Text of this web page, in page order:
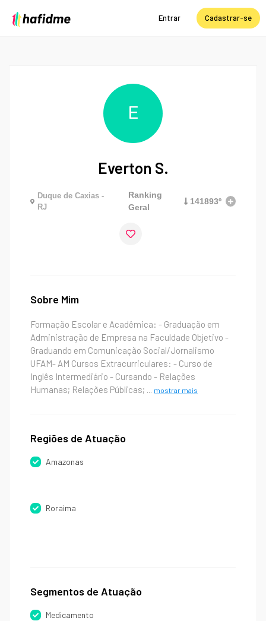
Entrar Cadastrar-se
E
Everton S.
Duque de Caxias -
RJ
Ranking
Geral
141893º
Sobre Mim
Formação Escolar e Acadêmica: - Graduação em
Administração de Empresa na Faculdade Objetivo -
Graduando em Comunicação Social/Jornalismo
UFAM- AM Cursos Extracurriculares: - Curso de
Inglês Intermediário - Cursando - Relações
Humanas; Relações Públicas; ... mostrar mais
Regiões de Atuação
Amazonas
Roraima
Segmentos de Atuação
Medicamento